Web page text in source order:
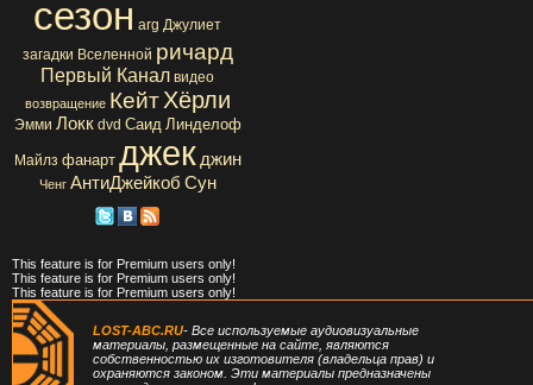
сезон arg Джулиет
загадки Вселенной ричард
Первый Канал видео
возвращение Кейт Хёрли
Эмми Локк dvd Саид Линделоф
Майлз фанарт джек джин
Ченг АнтиДжейкоб Сун
This feature is for Premium users only!
This feature is for Premium users only!
This feature is for Premium users only!
LOST-ABC.RU- Все используемые аудиовизуальные
материалы, размещенные на сайте, являются
собственностью их изготовителя (владельца прав) и
охраняются законом. Эти материалы предназначены